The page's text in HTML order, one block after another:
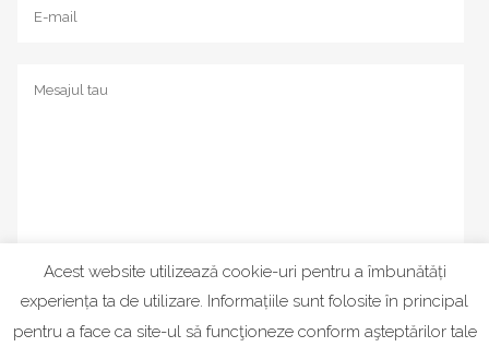
Acest website utilizează cookie-uri pentru a îmbunătăți
experiența ta de utilizare. Informațiile sunt folosite în principal
pentru a face ca site-ul să funcţioneze conform aşteptărilor tale